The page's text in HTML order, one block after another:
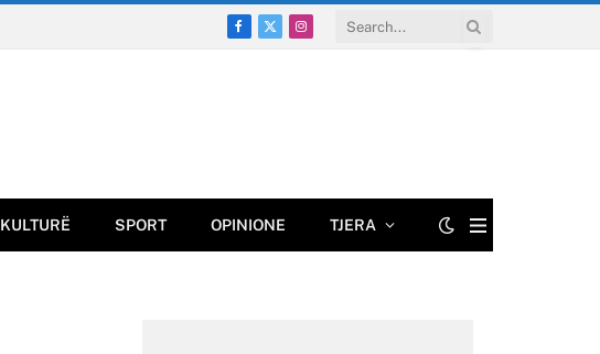
Facebook
X
Instagram
KULTURË SPORT OPINIONE TJERA